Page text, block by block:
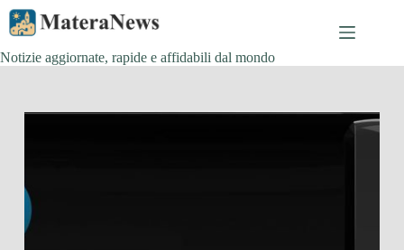
Salta
contenuto
Notizie aggiornate, rapide e affidabili dal mondo